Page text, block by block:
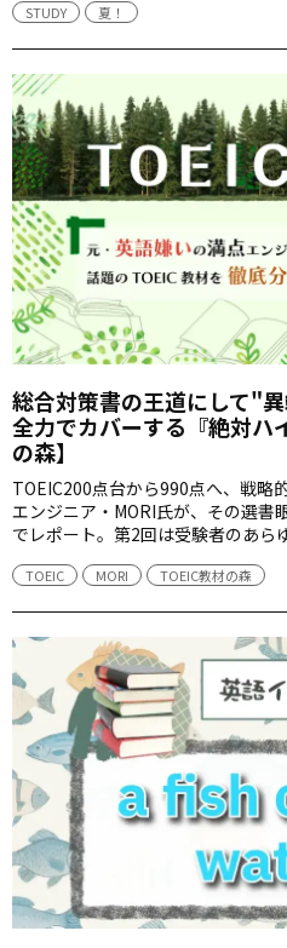
STUDY 夏！
総合対策書の王道にして"
全力でカバーする『絶対ハ
の森】
TOEIC200点台から990点へ、戦略
エンジニア・MORI氏が、その選書
でレポート。第2回は受験者のあら
げます。
TOEIC MORI TOEIC教材の森